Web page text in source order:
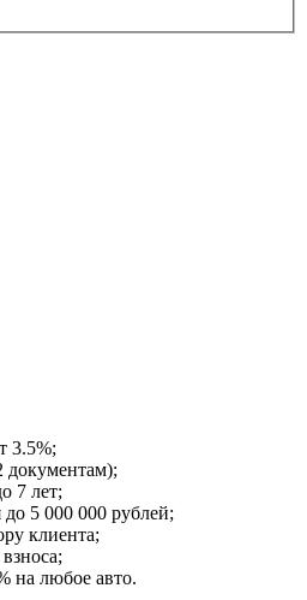
3.5%;
документам);
7 лет;
5 000 000 рублей;
клиента;
на любое авто.